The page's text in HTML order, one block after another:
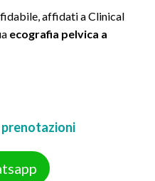
affidati a Clinical
ecografia pelvica a